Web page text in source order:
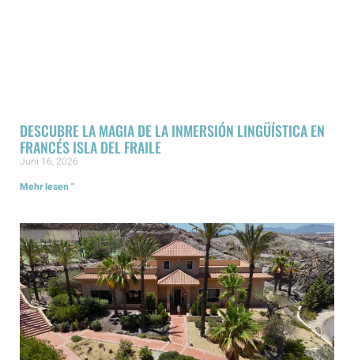
DESCUBRE LA MAGIA DE LA INMERSIÓN LINGÜÍSTICA EN
FRANCÉS ISLA DEL FRAILE
Juni 16, 2026
Mehr lesen "